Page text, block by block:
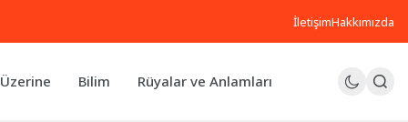
İletişimHakkımızda
Bilim Rüyalar ve Anlamları